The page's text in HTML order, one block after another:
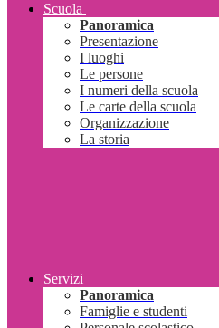
Scuola
Panoramica
Presentazione
I luoghi
Le persone
I numeri della scuola
Le carte della scuola
Organizzazione
La storia
Servizi
Panoramica
Famiglie e studenti